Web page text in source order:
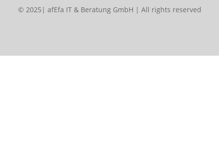
© 2025| afEfa IT & Beratung GmbH | All rights reserved